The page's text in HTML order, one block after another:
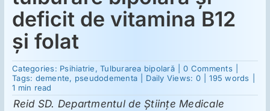
Intoleranţa la gluten
Suplimente
Reumatologie
deficit de vitamina B12
şi folat
Categories: Psihiatrie,Tulburarea bipolară 0 Commentson
o
Tags: demente, pseudodementa Daily Views: 0 195 words
1 min read
Reid SD. Departmentul de Ştiinţe Medicale